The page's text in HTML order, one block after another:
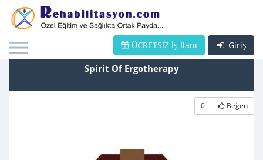
Giriş
ÜCRETSİZ İş İlanı
Spirit Of Ergotherapy
0 Beğen